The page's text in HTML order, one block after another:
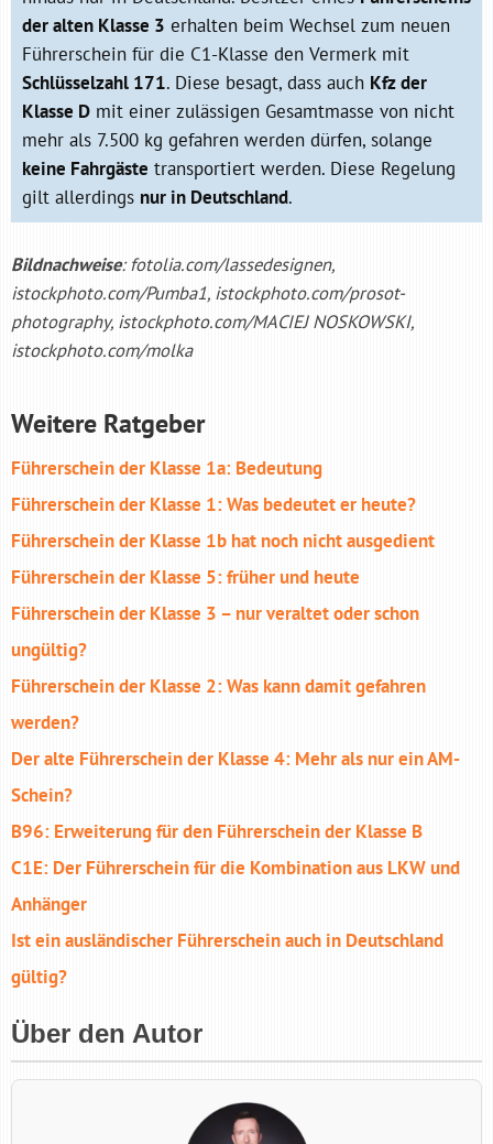
der alten Klasse 3 erhalten beim Wechsel zum neuen
Führerschein für die C1-Klasse den Vermerk mit
Schlüsselzahl 171. Diese besagt, dass auch Kfz der
Klasse D mit einer zulässigen Gesamtmasse von nicht
mehr als 7.500 kg gefahren werden dürfen, solange
keine Fahrgäste transportiert werden. Diese Regelung
gilt allerdings nur in Deutschland.
Bildnachweise: fotolia.com/lassedesignen,
istockphoto.com/Pumba1, istockphoto.com/prosot-
photography, istockphoto.com/MACIEJ NOSKOWSKI,
istockphoto.com/molka
Weitere Ratgeber
Führerschein der Klasse 1a: Bedeutung
Führerschein der Klasse 1: Was bedeutet er heute?
Führerschein der Klasse 1b hat noch nicht ausgedient
Führerschein der Klasse 5: früher und heute
Führerschein der Klasse 3 – nur veraltet oder schon
ungültig?
Führerschein der Klasse 2: Was kann damit gefahren
werden?
Der alte Führerschein der Klasse 4: Mehr als nur ein AM-
Schein?
B96: Erweiterung für den Führerschein der Klasse B
C1E: Der Führerschein für die Kombination aus LKW und
Anhänger
Ist ein ausländischer Führerschein auch in Deutschland
gültig?
Über den Autor